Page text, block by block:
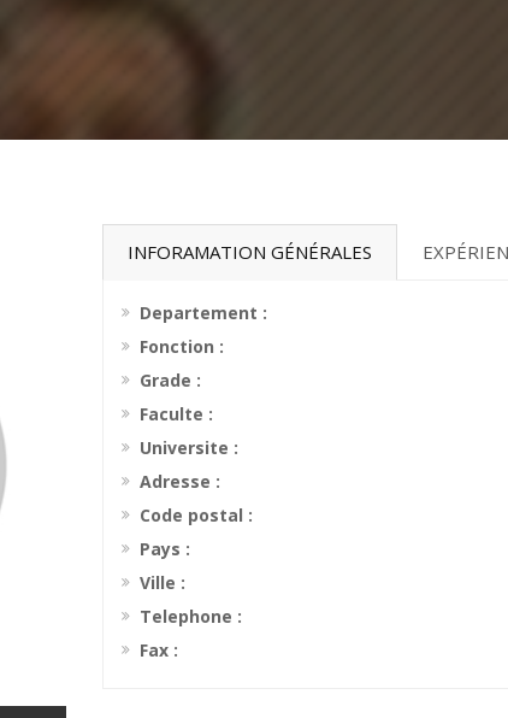
INFORAMATION GÉNÉRALES
Departement :
Fonction :
Grade :
Faculte :
Universite :
Adresse :
Code postal :
Pays :
Ville :
Telephone :
Fax :